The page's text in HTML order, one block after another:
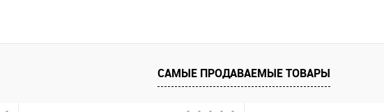
САМЫЕ ПРОДАВАЕМЫЕ ТОВАРЫ